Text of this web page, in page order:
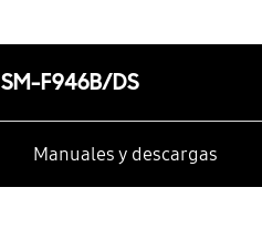
SM-F946B/DS
Manuales y descargas